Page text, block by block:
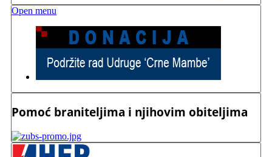
Open menu
Pomoć braniteljima i njihovim obiteljima